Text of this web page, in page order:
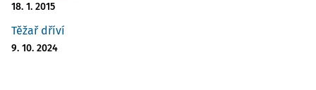
18. 1. 2015
Těžař dříví
9. 10. 2024